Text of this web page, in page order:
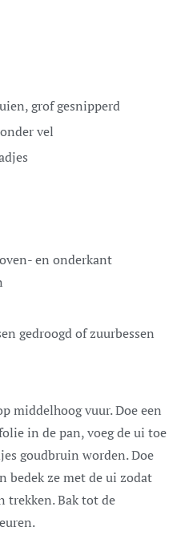
grof gesnipperd
vel
en onderkant
gedroogd of zuurbessen
middelhoog vuur. Doe een
in de pan, voeg de ui toe
goudbruin worden. Doe
bedek ze met de ui zodat
trekken. Bak tot de